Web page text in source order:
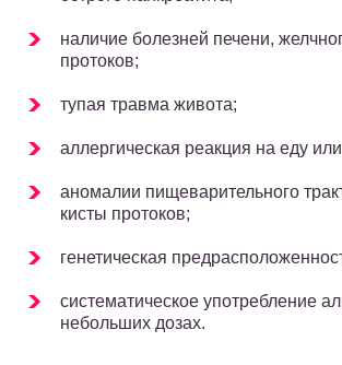
наличие болезней печени,
протоков;
тупая травма живота;
аллергическая реакция на еду
аномалии пищеварительного
кисты протоков;
генетическая
систематическое употребление
небольших дозах.